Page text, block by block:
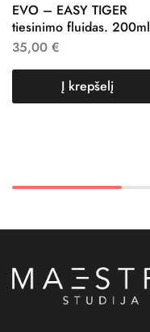
EVO – EASY TIGER
tiesinimo fluidas. 200ml
35,00 €
Į krepšelį